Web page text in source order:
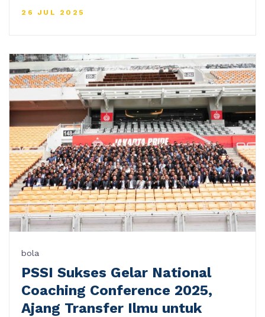
26 JUL 2025
bola
PSSI Sukses Gelar National
Coaching Conference 2025,
Ajang Transfer Ilmu untuk